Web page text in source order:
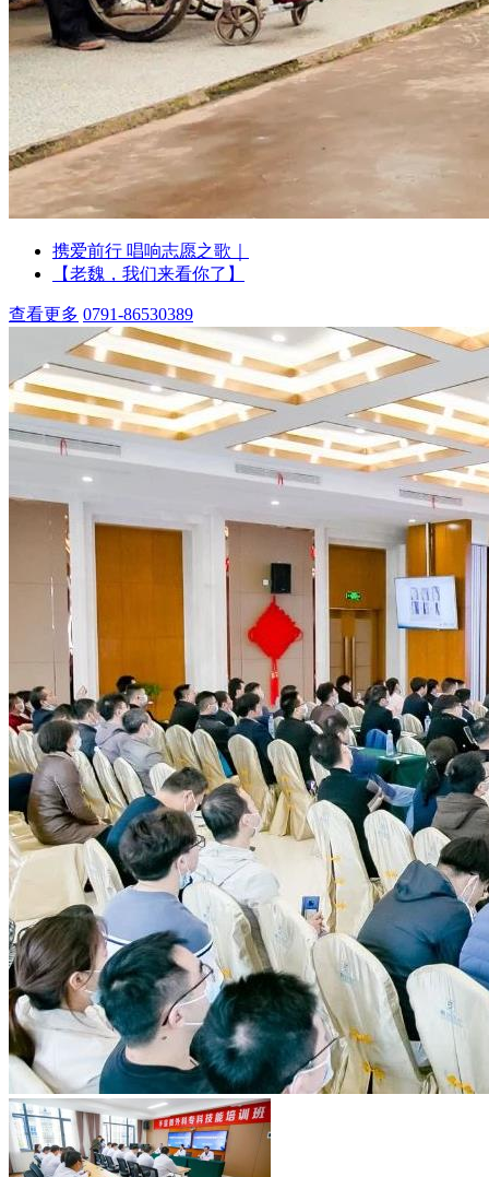
携爱前行 唱响志愿之歌｜
【老魏，我们来看你了】
查看更多 0791-86530389